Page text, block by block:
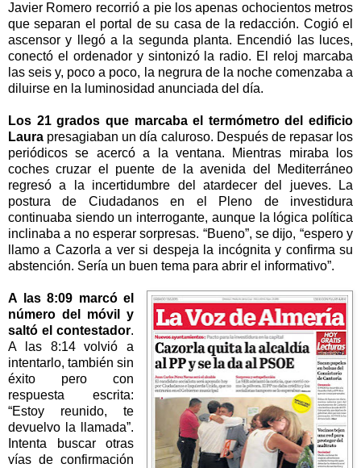
Javier Romero recorrió a pie los apenas ochocientos metros
que separan el portal de su casa de la redacción. Cogió el
ascensor y llegó a la segunda planta. Encendió las luces,
conectó el ordenador y sintonizó la radio. El reloj marcaba
las seis y, poco a poco, la negrura de la noche comenzaba a
diluirse en la luminosidad anunciada del día.
Los 21 grados que marcaba el termómetro del edificio
Laura presagiaban un día caluroso. Después de repasar los
periódicos se acercó a la ventana. Mientras miraba los
coches cruzar el puente de la avenida del Mediterráneo
regresó a la incertidumbre del atardecer del jueves. La
postura de Ciudadanos en el Pleno de investidura
continuaba siendo un interrogante, aunque la lógica política
inclinaba a no esperar sorpresas. “Bueno”, se dĳo, “espero y
llamo a Cazorla a ver si despeja la incógnita y confirma su
abstención. Sería un buen tema para abrir el informativo”.
A las 8:09 marcó el
número del móvil y
saltó el contestador.
A las 8:14 volvió a
intentarlo, también sin
éxito pero con
respuesta escrita:
“Estoy reunido, te
devuelvo la llamada”.
Intenta buscar otras
vías de confirmación